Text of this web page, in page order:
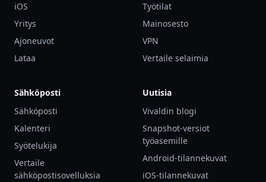
iOS
Yritys
Ajoneuvot
Lataa
Työtilat
Mainosesto
VPN
Vertaile selaimia
Sähköposti
Sähköposti
Kalenteri
Syötelukija
Vertaile
sähköpostisovelluksia
Uutisia
Vivaldin blogi
Snapshot-versiot
työasemille
Android-tilannekuvat
iOS-tilannekuvat